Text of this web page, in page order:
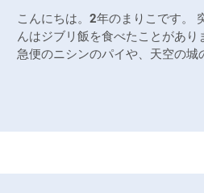
こんにちは。2年のまりこです。
んはジブリ飯を食べたことがあり
急便のニシンのパイや、天空の城